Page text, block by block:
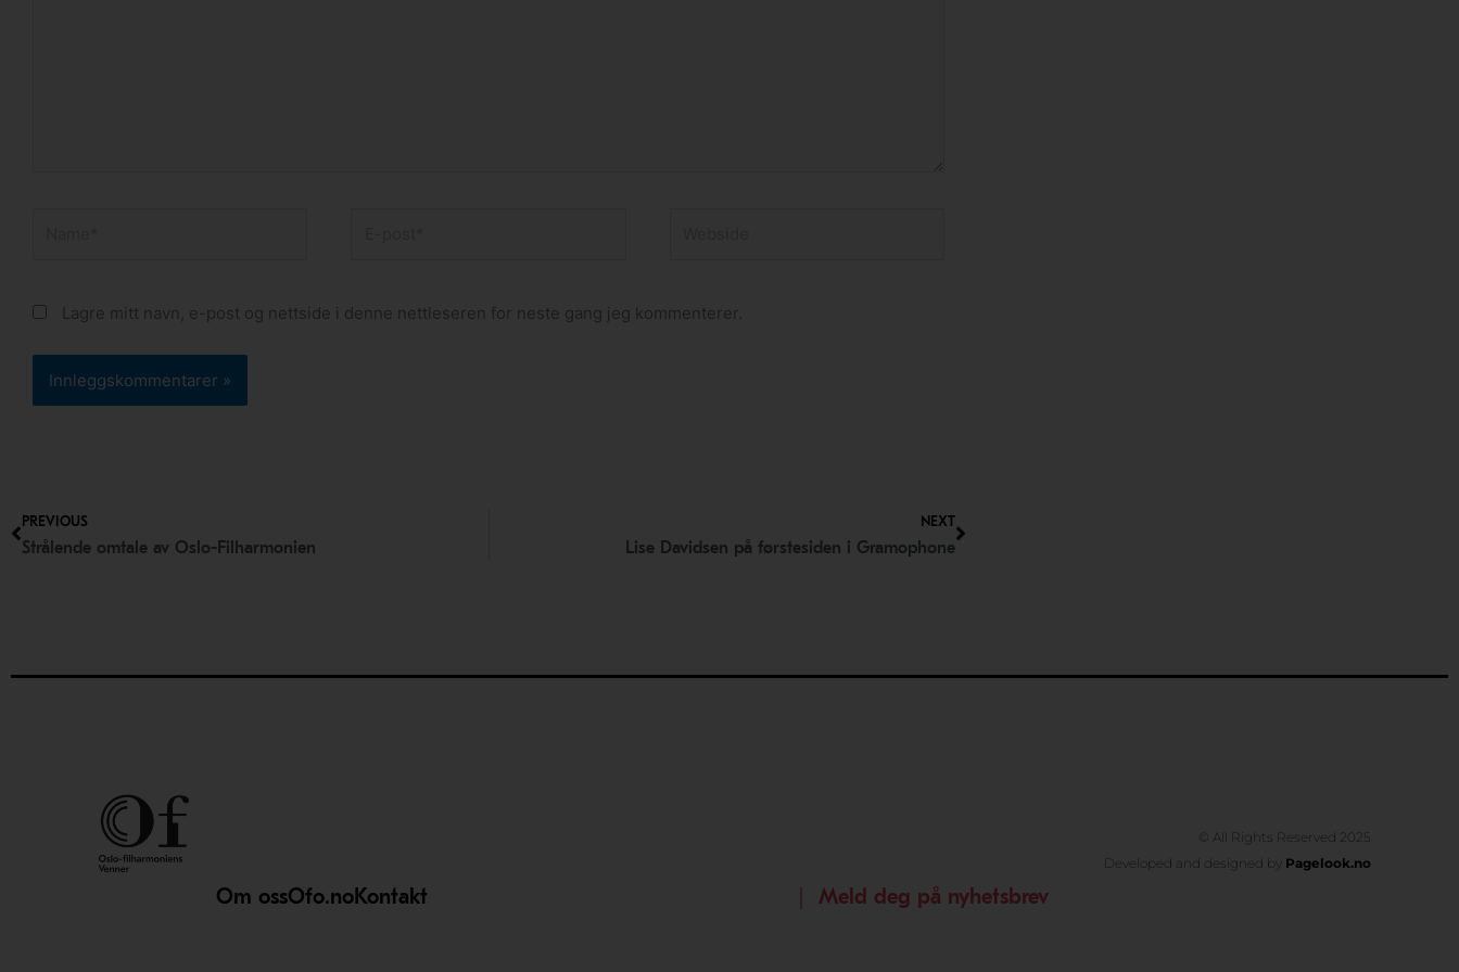
Lagre mitt navn, e-post og nettside i denne nettleseren for neste gang jeg kommenterer.
Prev
PREVIOUS
Strålende omtale av Oslo-Filharmonien
NEXT
Lise Davidsen på førstesiden i Gramophone
Next
Om ossOfo.noKontakt ｜ Meld deg på nyhetsbrev
© All Rights Reserved 2025
Developed and designed by Pagelook.no